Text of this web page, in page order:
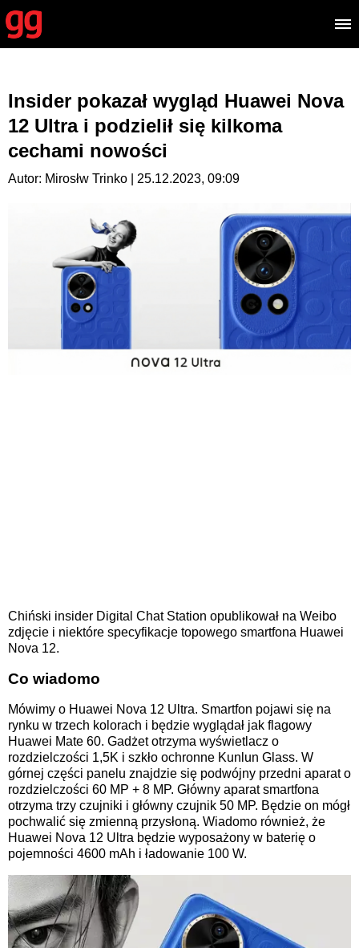
Insider pokazał wygląd Huawei Nova
12 Ultra i podzielił się kilkoma
cechami nowości
Autor: Mirosłw Trinko | 25.12.2023, 09:09
Chiński insider Digital Chat Station opublikował na Weibo
zdjęcie i niektóre specyfikacje topowego smartfona Huawei
Nova 12.
Co wiadomo
Mówimy o Huawei Nova 12 Ultra. Smartfon pojawi się na
rynku w trzech kolorach i będzie wyglądał jak flagowy
Huawei Mate 60. Gadżet otrzyma wyświetlacz o
rozdzielczości 1,5K i szkło ochronne Kunlun Glass. W
górnej części panelu znajdzie się podwójny przedni aparat o
rozdzielczości 60 MP + 8 MP. Główny aparat smartfona
otrzyma trzy czujniki i główny czujnik 50 MP. Będzie on mógł
pochwalić się zmienną przysłoną. Wiadomo również, że
Huawei Nova 12 Ultra będzie wyposażony w baterię o
pojemności 4600 mAh i ładowanie 100 W.